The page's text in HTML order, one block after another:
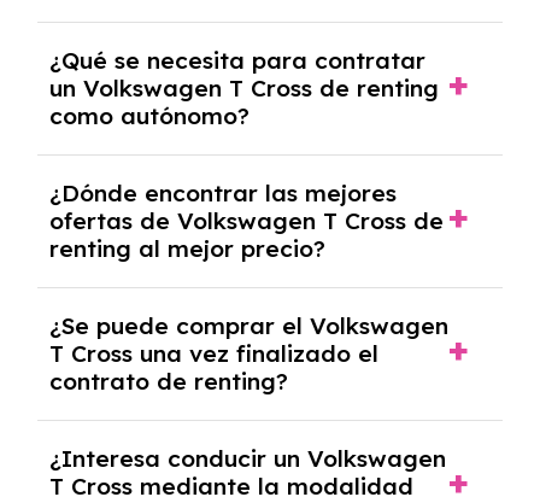
documentación financiera y, en algunos
casos, un informe de solvencia de la empresa
y un pago inicial.
¿Qué se necesita para contratar
un Volkswagen T Cross de renting
como autónomo?
autónomos, justificante de ingresos y, en
algunos casos, un informe fiscal y un pago
inicial.
¿Dónde encontrar las mejores
ofertas de Volkswagen T Cross de
renting al mejor precio?
mejores ofertas de vehículos de renting con
todos los gastos incluidos y sin pagar
entradas.
¿Se puede comprar el Volkswagen
T Cross una vez finalizado el
contrato de renting?
renting se puede adquirir el coche. En este
¿Interesa conducir un Volkswagen
T Cross mediante la modalidad